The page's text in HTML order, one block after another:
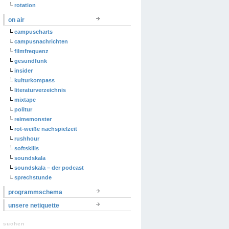
rotation
on air
campuscharts
campusnachrichten
filmfrequenz
gesundfunk
insider
kulturkompass
literaturverzeichnis
mixtape
politur
reimemonster
rot-weiße nachspielzeit
rushhour
softskills
soundskala
soundskala – der podcast
sprechstunde
programmschema
unsere netiquette
suchen